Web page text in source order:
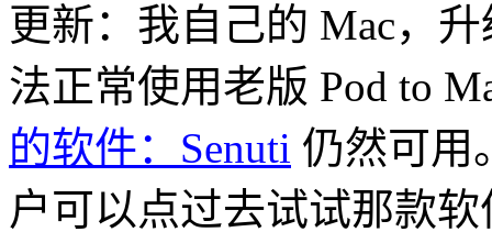
更新：我自己的 Mac，
法正常使用老版 Pod to
的软件：Senuti 仍然可用
户可以点过去试试那款软